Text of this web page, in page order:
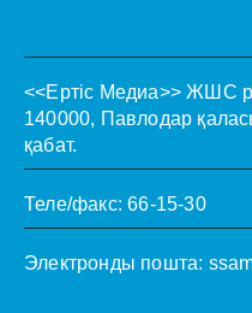
<<Ертіс Медиа>> ЖШС
140000, Павлодар
қабат.
Теле/факс: 66-15-30
Электронды пошта: